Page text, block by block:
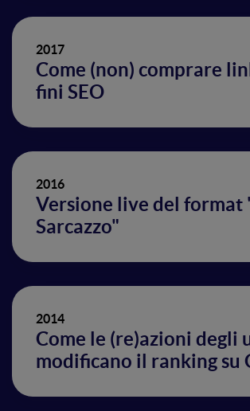
2017
Come (non) comprare
fini SEO
2016
Versione live del format
Sarcazzo"
2014
Come le (re)azioni degli
modificano il ranking su